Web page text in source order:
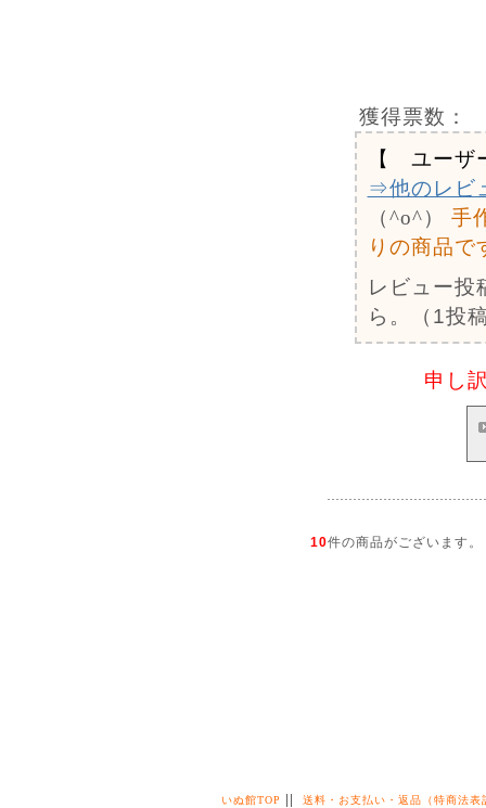
獲得票数：
【 ユーザ
⇒他のレビ
（^o^）
手
りの商品で
レビュー投
ら。（1投
申し
10件の商品がございます。
いぬ館TOP 送料・お支払い・返品（特商法表